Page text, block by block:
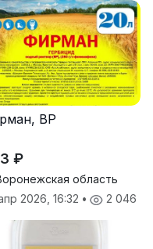
ВР
₽
область
2026, 16:32 • 2 046